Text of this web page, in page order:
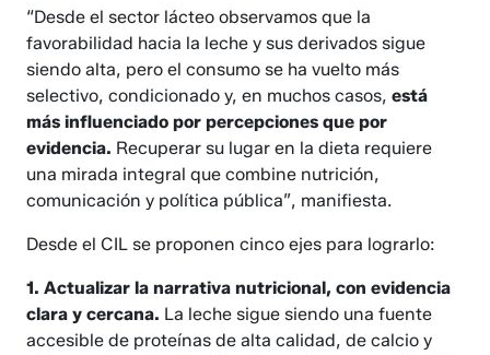
“Desde el sector lácteo observamos que la
favorabilidad hacia la leche y sus derivados sigue
siendo alta, pero el consumo se ha vuelto más
selectivo, condicionado y, en muchos casos, está
más influenciado por percepciones que por
evidencia. Recuperar su lugar en la dieta requiere
una mirada integral que combine nutrición,
comunicación y política pública”, manifiesta.
Desde el CIL se proponen cinco ejes para lograrlo:
1. Actualizar la narrativa nutricional, con evidencia
clara y cercana. La leche sigue siendo una fuente
accesible de proteínas de alta calidad, de calcio y